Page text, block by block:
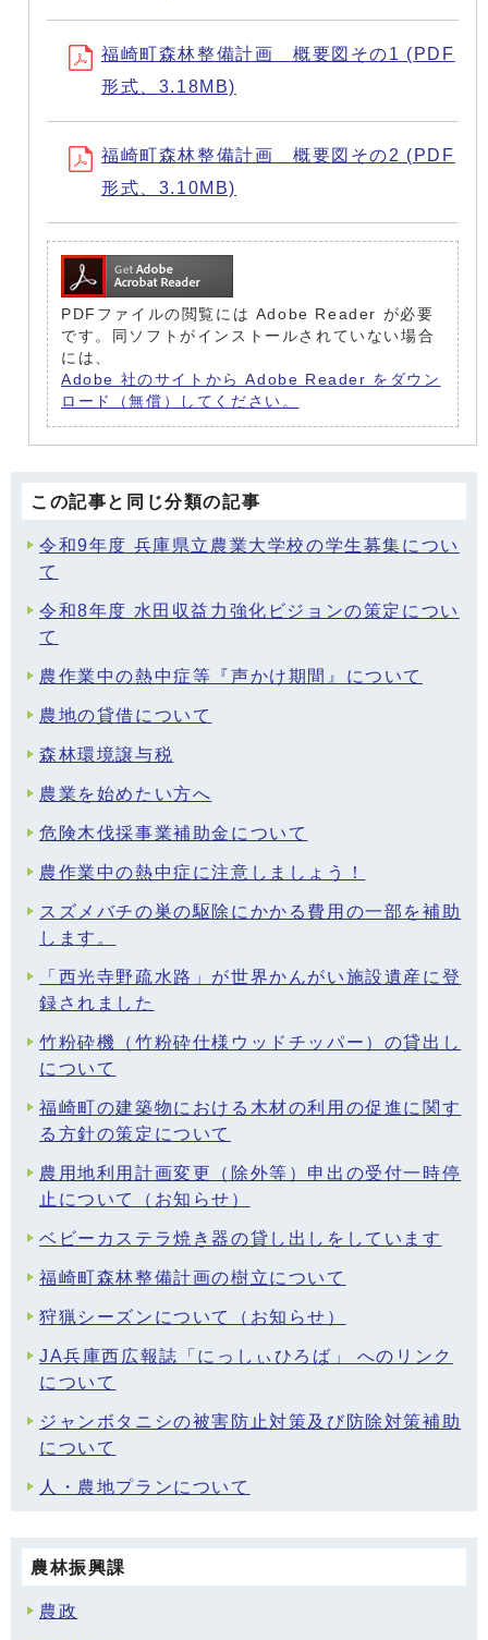
福崎町森林整備計画 概要図その1 (PDF
形式、3.18MB)
福崎町森林整備計画 概要図その2 (PDF
形式、3.10MB)
PDFファイルの閲覧には Adobe Reader が必要
です。同ソフトがインストールされていない場合
には、
Adobe 社のサイトから Adobe Reader をダウン
ロード（無償）してください。
この記事と同じ分類の記事
令和9年度 兵庫県立農業大学校の学生募集につい
て
令和8年度 水田収益力強化ビジョンの策定につい
て
農作業中の熱中症等『声かけ期間』について
農地の貸借について
森林環境譲与税
農業を始めたい方へ
危険木伐採事業補助金について
農作業中の熱中症に注意しましょう！
スズメバチの巣の駆除にかかる費用の一部を補助
します。
「西光寺野疏水路」が世界かんがい施設遺産に登
録されました
竹粉砕機（竹粉砕仕様ウッドチッパー）の貸出し
について
福崎町の建築物における木材の利用の促進に関す
る方針の策定について
農用地利用計画変更（除外等）申出の受付一時停
止について（お知らせ）
ベビーカステラ焼き器の貸し出しをしています
福崎町森林整備計画の樹立について
狩猟シーズンについて（お知らせ）
JA兵庫西広報誌「にっしぃひろば」 へのリンク
について
ジャンボタニシの被害防止対策及び防除対策補助
について
人・農地プランについて
農林振興課
農政